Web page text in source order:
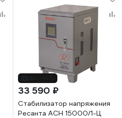
33 590 ₽
Стабилизатор напряжения
Ресанта АСН 15000/1-Ц